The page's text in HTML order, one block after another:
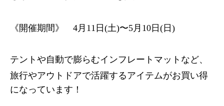
《開催期間》 4月11日(土)〜5月10日(日)
テントや自動で膨らむインフレートマットなど、
旅行やアウトドアで活躍するアイテムがお買い得
になっています！